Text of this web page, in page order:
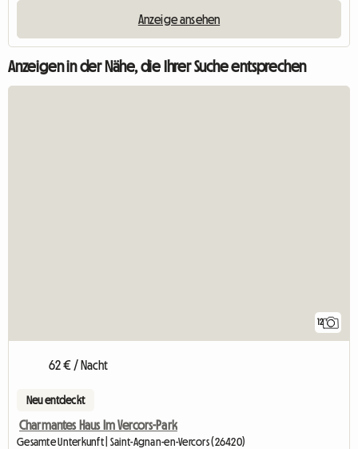
Anzeige ansehen
Anzeigen in der Nähe, die Ihrer Suche entsprechen
12
62 € / Nacht
Neu entdeckt
Charmantes Haus Im Vercors-Park
Gesamte Unterkunft | Saint-Agnan-en-Vercors (26420)